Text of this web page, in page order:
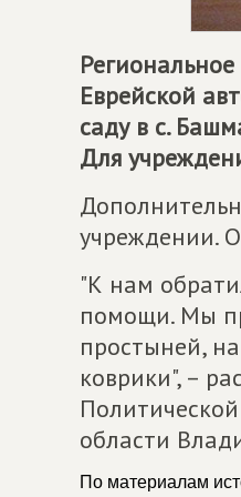
Еврейской
саду в с.
Для
учреждении.
"К нам
помощи. Мы
простыней,
коврики", –
области
По материалам